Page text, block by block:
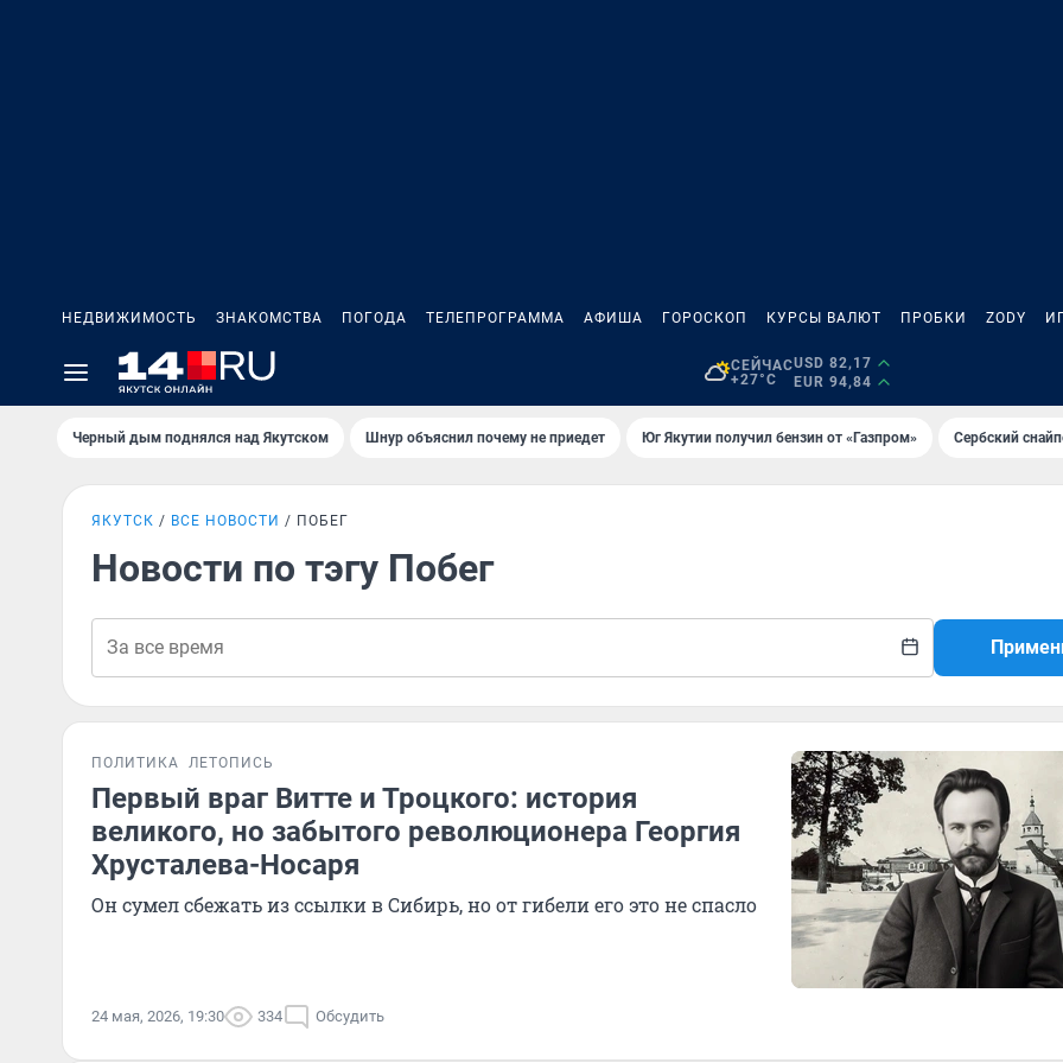
НЕДВИЖИМОСТЬ ЗНАКОМСТВА ПОГОДА ТЕЛЕПРОГРАММА АФИША ГОРОСКОП КУРСЫ ВАЛЮТ ПРОБКИ ZODY
СЕЙЧАС
+27°C
USD 82,17
EUR 94,84
Черный дым поднялся над Якутском Шнур объяснил почему не приедет Юг Якутии получил бензин от «Газпром» Сербский
ЯКУТСК ВСЕ НОВОСТИ ПОБЕГ
Новости по тэгу Побег
ПОЛИТИКА ЛЕТОПИСЬ
Первый враг Витте и Троцкого: история
великого, но забытого революционера Георгия
Хрусталева-Носаря
Он сумел сбежать из ссылки в Сибирь, но от гибели его это не спасло
24 мая, 2026, 19:30 334 Обсудить